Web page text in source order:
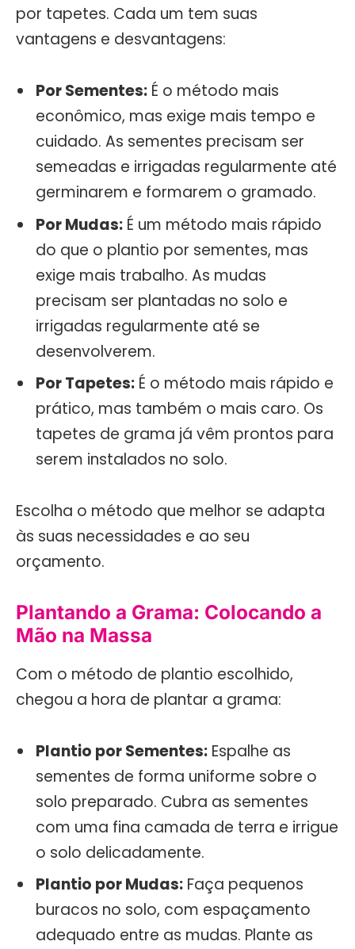
por tapetes. Cada um tem suas
vantagens e desvantagens:
Por Sementes: É o método mais
econômico, mas exige mais tempo e
cuidado. As sementes precisam ser
semeadas e irrigadas regularmente até
germinarem e formarem o gramado.
Por Mudas: É um método mais rápido
do que o plantio por sementes, mas
exige mais trabalho. As mudas
precisam ser plantadas no solo e
irrigadas regularmente até se
desenvolverem.
Por Tapetes: É o método mais rápido e
prático, mas também o mais caro. Os
tapetes de grama já vêm prontos para
serem instalados no solo.
Escolha o método que melhor se adapta
às suas necessidades e ao seu
orçamento.
Plantando a Grama: Colocando a
Mão na Massa
Com o método de plantio escolhido,
chegou a hora de plantar a grama:
Plantio por Sementes: Espalhe as
sementes de forma uniforme sobre o
solo preparado. Cubra as sementes
com uma fina camada de terra e irrigue
o solo delicadamente.
Plantio por Mudas: Faça pequenos
buracos no solo, com espaçamento
adequado entre as mudas. Plante as